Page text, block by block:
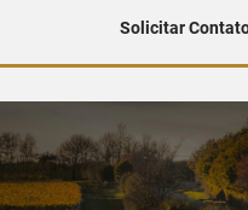
Solicitar